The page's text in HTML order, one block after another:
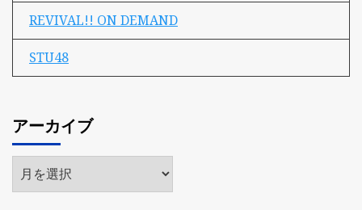
REVIVAL!! ON DEMAND
STU48
アーカイブ
ア
ー